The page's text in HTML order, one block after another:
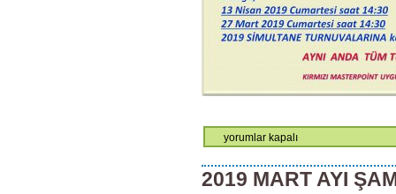
2019
Ayı
Simultaneleri
yorumlar kapalı
2019 MART AYI